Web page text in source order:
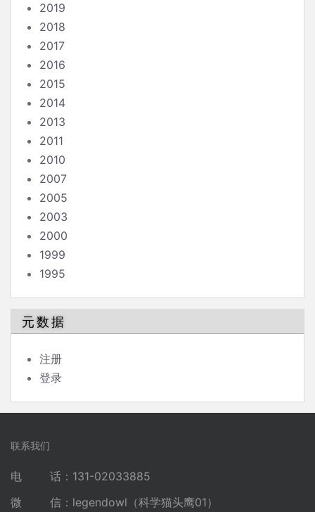
2019
2018
2017
2016
2015
2014
2013
2011
2010
2007
2005
2003
2000
1999
1995
元数据
注册
登录
联系我们
电 话：131-02033885
微 信：legendowl（科学猫头鹰01）